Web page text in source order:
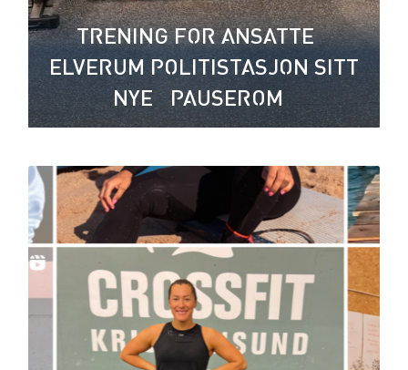
TRENING FOR ANSATTE –
ELVERUM POLITISTASJON SITT
NYE “PAUSEROM”